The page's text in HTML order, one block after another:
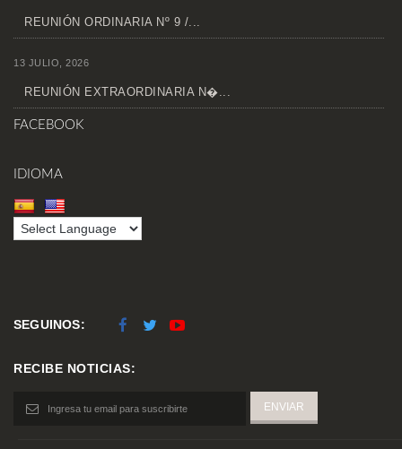
REUNIÓN ORDINARIA Nº 9 /...
13 JULIO, 2026
REUNIÓN EXTRAORDINARIA N�...
FACEBOOK
IDIOMA
SEGUINOS:
RECIBE NOTICIAS: